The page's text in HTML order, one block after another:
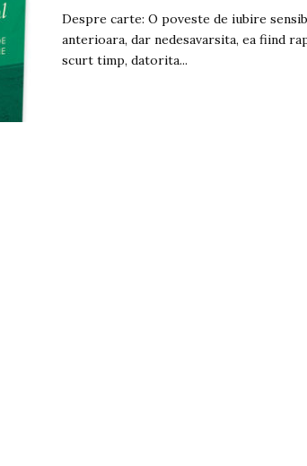
Despre carte: O poveste de iubire
anterioara, dar nedesavarsita, ea fiind
scurt timp, datorita...